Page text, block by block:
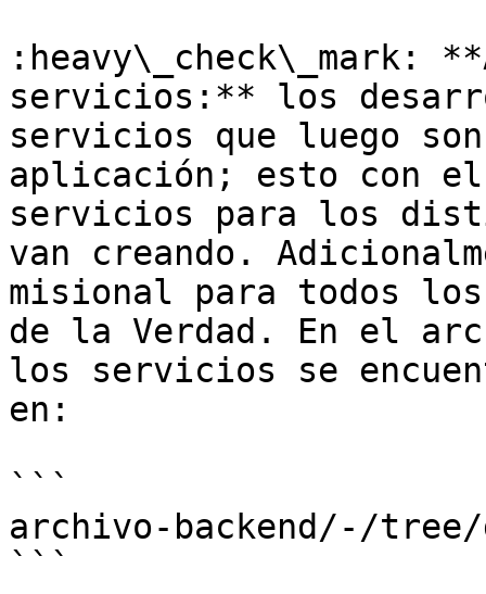
:heavy\_check\_mark:
servicios:** los
servicios que luego
aplicación; esto con
servicios para los
van creando.
misional para todos
de la Verdad. En el
los servicios se
en:
```
archivo-backend/-/
```